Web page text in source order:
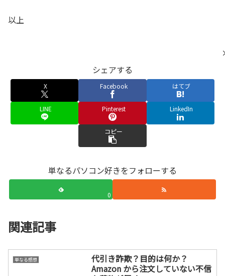
以上
シェアする
X Facebook はてブ
LINE Pinterest LinkedIn
コピー
単なるパソコン好きをフォローする
0
関連記事
単なる感想
代引き詐欺？目的は何か？
Amazon から注文していない不信